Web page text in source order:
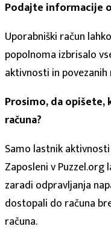
Podajte informacije
Uporabniški račun
popolnoma izbrisalo
aktivnosti in
Prosimo, da
računa?
Samo lastnik
Zaposleni v
zaradi odpravljanja
dostopali do računa
računa.